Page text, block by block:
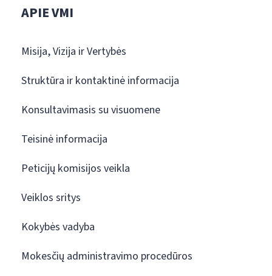
APIE VMI
Misija, Vizija ir Vertybės
Struktūra ir kontaktinė informacija
Konsultavimasis su visuomene
Teisinė informacija
Peticijų komisijos veikla
Veiklos sritys
Kokybės vadyba
Mokesčių administravimo procedūros